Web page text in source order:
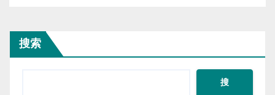
搜索
搜